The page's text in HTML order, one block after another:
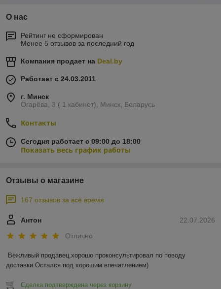
О нас
Рейтинг не сформирован
Менее 5 отзывов за последний год
Компания продает на Deal.by
Работает с 24.03.2011
г. Минск
Огарёва, 3 ( 1 кабинет), Минск, Беларусь
Контакты
Сегодня работает с 09:00 до 18:00
Показать весь график работы
Отзывы о магазине
167 отзывов за всё время
22.07.2026
Антон
Отлично
Вежливый продавец,хорошо проконсультировал по поводу
доставки.Остался под хорошим впечатлением)
Сделка подтверждена через корзину